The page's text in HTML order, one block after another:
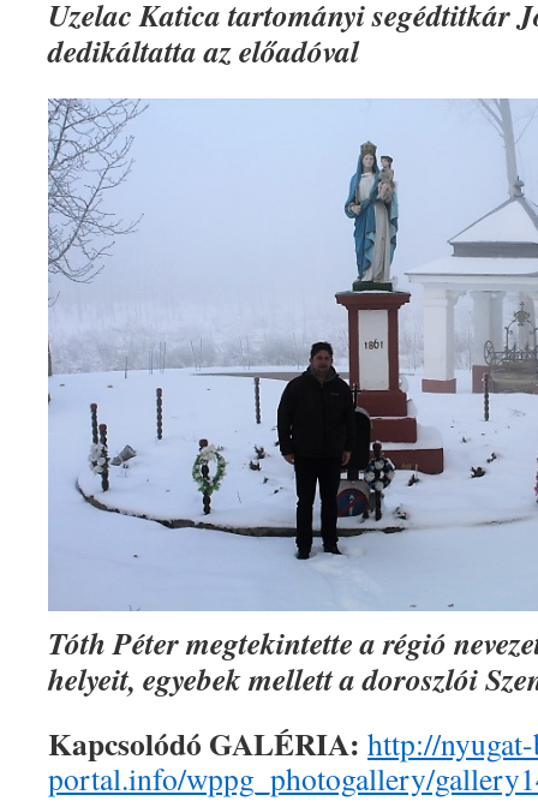
Uzelac Katica tartományi segédtitkár
dedikáltatta az előadóval
Tóth Péter megtekintette a régió
helyeit, egyebek mellett a doroszlói
Kapcsolódó GALÉRIA: http://
portal.info/wppg_photogallery/